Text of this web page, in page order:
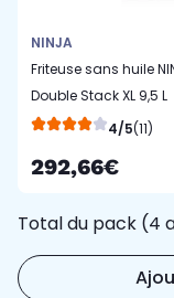
NINJA
Friteuse sans huile
Double Stack XL 9,5 L
SL451EU
4/5(11)
292,66€
Total du pack (4